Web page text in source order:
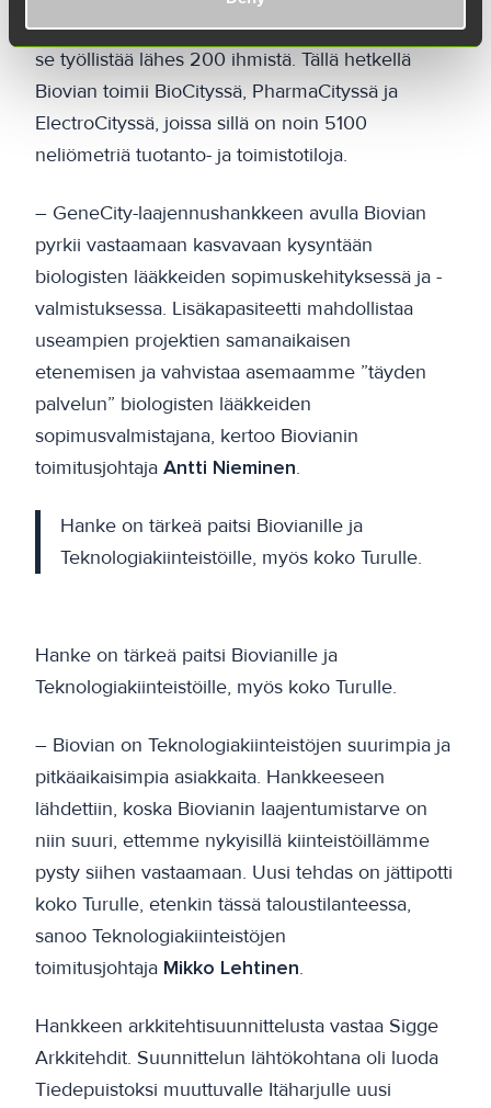
yritys on kasvanut viime vuodet kovaa vauhtia ja
se työllistää lähes 200 ihmistä. Tällä hetkellä
Biovian toimii BioCityssä, PharmaCityssä ja
ElectroCityssä, joissa sillä on noin 5100
neliömetriä tuotanto- ja toimistotiloja.
– GeneCity-laajennushankkeen avulla Biovian
pyrkii vastaamaan kasvavaan kysyntään
biologisten lääkkeiden sopimuskehityksessä ja -
valmistuksessa. Lisäkapasiteetti mahdollistaa
useampien projektien samanaikaisen
etenemisen ja vahvistaa asemaamme ”täyden
palvelun” biologisten lääkkeiden
sopimusvalmistajana, kertoo Biovianin
toimitusjohtaja Antti Nieminen.
Hanke on tärkeä paitsi Biovianille ja
Teknologiakiinteistöille, myös koko Turulle.
Hanke on tärkeä paitsi Biovianille ja
Teknologiakiinteistöille, myös koko Turulle.
– Biovian on Teknologiakiinteistöjen suurimpia ja
pitkäaikaisimpia asiakkaita. Hankkeeseen
lähdettiin, koska Biovianin laajentumistarve on
niin suuri, ettemme nykyisillä kiinteistöillämme
pysty siihen vastaamaan. Uusi tehdas on jättipotti
koko Turulle, etenkin tässä taloustilanteessa,
sanoo Teknologiakiinteistöjen
toimitusjohtaja Mikko Lehtinen.
Hankkeen arkkitehtisuunnittelusta vastaa Sigge
Arkkitehdit. Suunnittelun lähtökohtana oli luoda
Tiedepuistoksi muuttuvalle Itäharjulle uusi